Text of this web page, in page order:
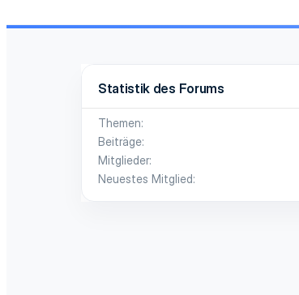
Statistik des Forums
Themen
Beiträge
Mitglieder
Neuestes Mitglied